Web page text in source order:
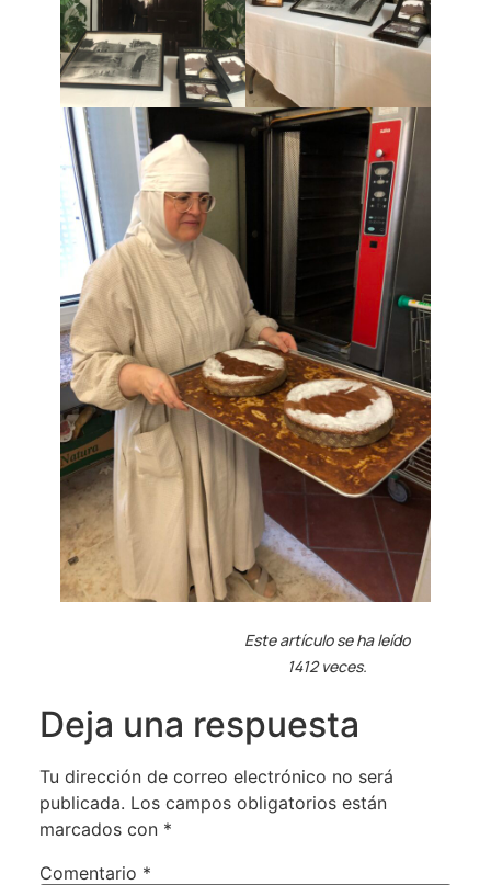
Este artículo se ha leído
1412 veces.
Deja una respuesta
Tu dirección de correo electrónico no será
publicada. Los campos obligatorios están
marcados con *
Comentario *